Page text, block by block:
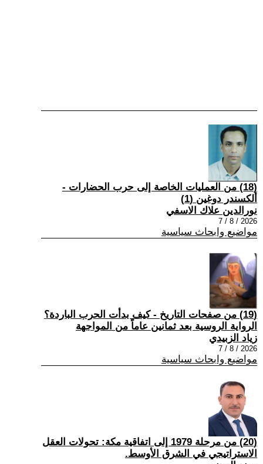
(18) من العمليات الخاصة إلى حرب الحضارات -
ألكسندر دوغين (1)
نورالدين علاك الاسفي
2026 / 8 / 7
مواضيع وابحاث سياسية
(19) من صفحات التاريخ - كيف بدأت الحرب الباردة؟
الرواية الروسية بعد ثمانين عاماً من المواجهة
زياد الزبيدي
2026 / 8 / 7
مواضيع وابحاث سياسية
(20) من مرحلة 1979 إلى اتفاقية مكة: تحولات العقل
الاستراتيجي في الشرق الأوسط.